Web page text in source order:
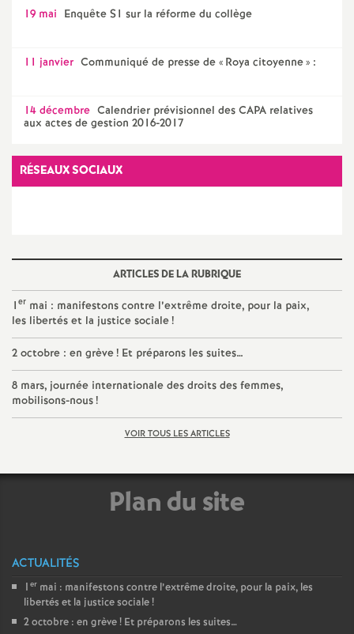
d
e
e
o
n
d
d
e
g
O
19 mai Enquête S1 sur la réforme du collège
11 janvier Communiqué de presse de « Roya citoyenne» :
14 décembre Calendrier prévisionnel des CAPA relatives
aux actes de gestion 2016-2017
RÉSEAUX SOCIAUX
ARTICLES DE LA RUBRIQUE
1er mai : manifestons contre l’extrême droite, pour la paix,
les libertés et la justice sociale!
2 octobre : en grève! Et préparons les suites…
8 mars, journée internationale des droits des femmes,
mobilisons-nous!
VOIR TOUS LES ARTICLES
Plan du site
ACTUALITÉS
1 er mai : manifestons contre l’extrême droite, pour la paix, les
libertés et la justice sociale!
2 octobre : en grève! Et préparons les suites…